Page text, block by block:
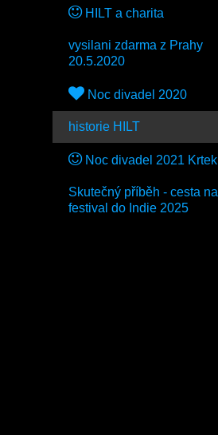
HILT a charita
vysilani zdarma z Prahy
20.5.2020
Noc divadel 2020
historie HILT
Noc divadel 2021 Krtek
Skutečný příběh - cesta na
festival do Indie 2025